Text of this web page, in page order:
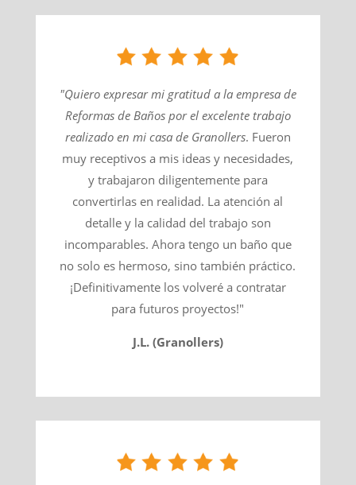
"Quiero expresar mi gratitud a la empresa de
Reformas de Baños por el excelente trabajo
realizado en mi casa de Granollers​. Fueron
muy receptivos a mis ideas y necesidades,
y trabajaron diligentemente para
convertirlas en realidad. La atención al
detalle y la calidad del trabajo son
incomparables. Ahora tengo un baño que
no solo es hermoso, sino también práctico.
¡Definitivamente los volveré a contratar
para futuros proyectos!"
J.L. (Granollers)